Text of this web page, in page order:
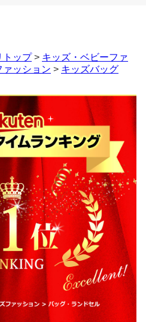
トップ> キッズ・ベビーファ
ァッション > キッズバッグ